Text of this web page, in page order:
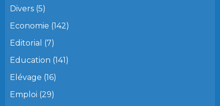
Divers (5)
Economie (142)
Editorial (7)
Education (141)
Elévage (16)
Emploi (29)